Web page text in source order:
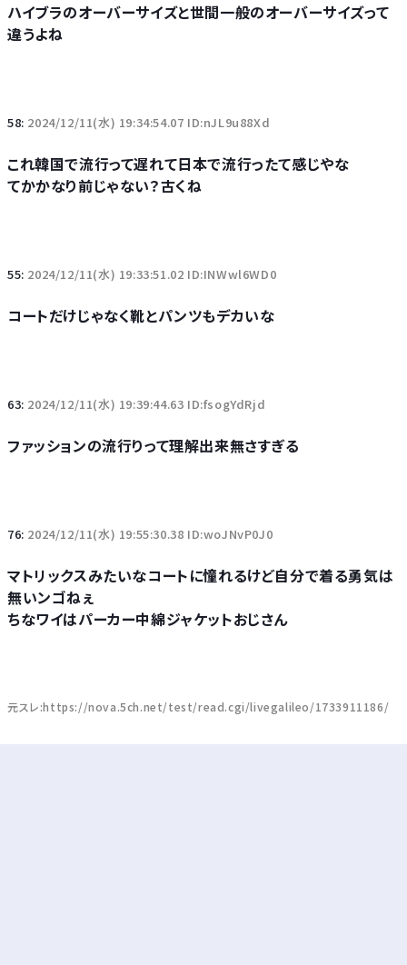
ハイブラのオーバーサイズと世間一般のオーバーサイズって
違うよね
58: 2024/12/11(水) 19:34:54.07 ID:nJL9u88Xd
これ韓国で流行って遅れて日本で流行ったて感じやな
てかかなり前じゃない？古くね
55: 2024/12/11(水) 19:33:51.02 ID:INWwl6WD0
コートだけじゃなく靴とパンツもデカいな
63: 2024/12/11(水) 19:39:44.63 ID:fsogYdRjd
ファッションの流行りって理解出来無さすぎる
76: 2024/12/11(水) 19:55:30.38 ID:woJNvP0J0
マトリックスみたいなコートに憧れるけど自分で着る勇気は
無いンゴねぇ
ちなワイはパーカー中綿ジャケットおじさん
元スレ:https://nova.5ch.net/test/read.cgi/livegalileo/1733911186/